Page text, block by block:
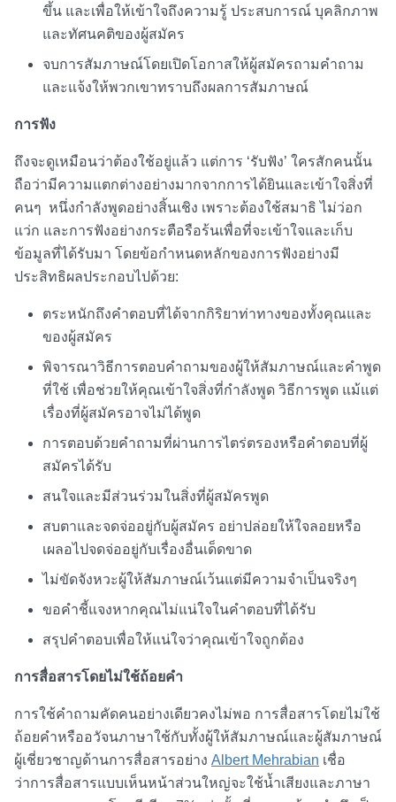
ขึ้น และเพื่อให้เข้าใจถึงความรู้ ประสบการณ์ บุคลิกภาพ
และทัศนคติของผู้สมัคร
จบการสัมภาษณ์โดยเปิดโอกาสให้ผู้สมัครถามคำถาม
และแจ้งให้พวกเขาทราบถึงผลการสัมภาษณ์
การฟัง
ถึงจะดูเหมือนว่าต้องใช้อยู่แล้ว แต่การ ‘รับฟัง’ ใครสักคนนั้น
ถือว่ามีความแตกต่างอย่างมากจากการได้ยินและเข้าใจสิ่งที่
คนๆ หนึ่งกำลังพูดอย่างสิ้นเชิง เพราะต้องใช้สมาธิ ไม่ว่อก
แว่ก และการฟังอย่างกระตือรือร้นเพื่อที่จะเข้าใจและเก็บ
ข้อมูลที่ได้รับมา โดยข้อกำหนดหลักของการฟังอย่างมี
ประสิทธิผลประกอบไปด้วย:
ตระหนักถึงคำตอบที่ได้จากกิริยาท่าทางของทั้งคุณและ
ของผู้สมัคร
พิจารณาวิธีการตอบคำถามของผู้ให้สัมภาษณ์และคำพูด
ที่ใช้ เพื่อช่วยให้คุณเข้าใจสิ่งที่กำลังพูด วิธีการพูด แม้แต่
เรื่องที่ผู้สมัครอาจไม่ได้พูด
การตอบด้วยคำถามที่ผ่านการไตร่ตรองหรือคำตอบที่ผู้
สมัครได้รับ
สนใจและมีส่วนร่วมในสิ่งที่ผู้สมัครพูด
สบตาและจดจ่ออยู่กับผู้สมัคร อย่าปล่อยให้ใจลอยหรือ
เผลอไปจดจ่ออยู่กับเรื่องอื่นเด็ดขาด
ไม่ขัดจังหวะผู้ให้สัมภาษณ์เว้นแต่มีความจำเป็นจริงๆ
ขอคำชี้แจงหากคุณไม่แน่ใจในคำตอบที่ได้รับ
สรุปคำตอบเพื่อให้แน่ใจว่าคุณเข้าใจถูกต้อง
การสื่อสารโดยไม่ใช้ถ้อยคำ
การใช้คำถามคัดคนอย่างเดียวคงไม่พอ การสื่อสารโดยไม่ใช้
ถ้อยคำหรืออวัจนภาษาใช้กับทั้งผู้ให้สัมภาษณ์และผู้สัมภาษณ์
ผู้เชี่ยวชาญด้านการสื่อสารอย่าง Albert Mehrabian เชื่อ
ว่าการสื่อสารแบบเห็นหน้าส่วนใหญ่จะใช้น้ำเสียงและภาษา